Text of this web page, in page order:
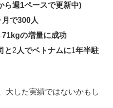
ら週 1ペースで更新中)
月で300人
の増量に成功
と2 人でベトナムに1年半駐
大した実績ではないかもし